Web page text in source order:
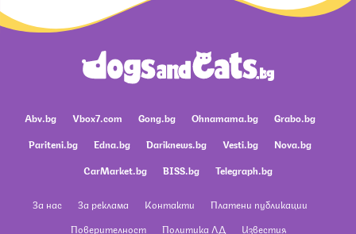
Abv.bg Vbox7.com Gong.bg Ohnamama.bg
Grabo.bg
Pariteni.bg
Edna.bg Dariknews.bg Vesti.bg
Nova.bg
CarMarket.bg
BISS.bg Telegraph.bg
За нас За реклама Контакти
Платени публикации
Поверителност
Политика ЛД Известия